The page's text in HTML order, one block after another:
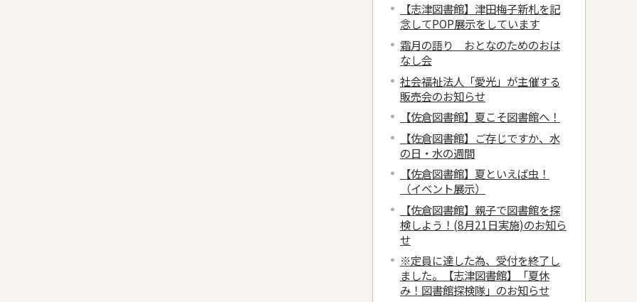
【志津図書館】津田梅子新札を記
念してPOP展示をしています
霜月の語り おとなのためのおは
なし会
社会福祉法人「愛光」が主催する
販売会のお知らせ
【佐倉図書館】夏こそ図書館へ！
【佐倉図書館】ご存じですか、水
の日・水の週間
【佐倉図書館】夏といえば虫！
（イベント展示）
【佐倉図書館】親子で図書館を探
検しよう！(8月21日実施)のお知ら
せ
※定員に達した為、受付を終了し
ました。【志津図書館】「夏休
み！図書館探検隊」のお知らせ